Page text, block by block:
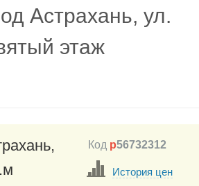
Астрахань, ул.
этаж
Код p56732312
История цен